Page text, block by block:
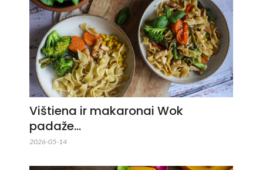
Vištiena ir makaronai Wok
padaže…
2026-05-14